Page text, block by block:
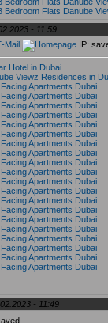
Bedroom Flats Danube
- 11:59
IP:
Hotel in Dubai
Viewz Residences in
Apartments Dubai
Apartments Dubai
Apartments Dubai
Apartments Dubai
Apartments Dubai
Apartments Dubai
Apartments Dubai
Apartments Dubai
Apartments Dubai
Apartments Dubai
Apartments Dubai
Apartments Dubai
Apartments Dubai
Apartments Dubai
Apartments Dubai
Apartments Dubai
Apartments Dubai
Apartments Dubai
Apartments Dubai
Apartments Dubai
- 11:49